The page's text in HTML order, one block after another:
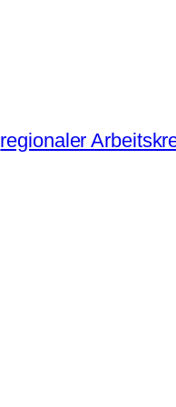
regionaler